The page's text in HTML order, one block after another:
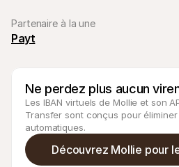
Intégrez Mollie avec des packages
Communauté Discord
Rejoignez notre communauté de
À propos
Notre histoire et nos valeurs
Actualités
Lire les dernières actualités de
Mollie
Nous rejoindre
Rejoignez notre équipe - nous
Partenaire à la une
Payt
Ne perdez plus aucun
Les IBAN virtuels de Mollie et son
Transfer sont conçus pour
automatiques.
Découvrez Mollie pour